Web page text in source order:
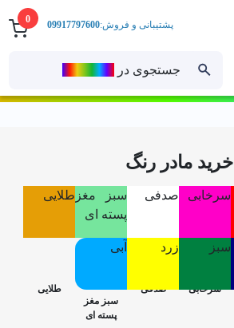
0
جستجوی در
پشتیبانی و فروش:09917797600
خرید مادر رنگ
سرخابی صدفی
سبز مغز
پسته ای
طلایی
سبز زرد آبی